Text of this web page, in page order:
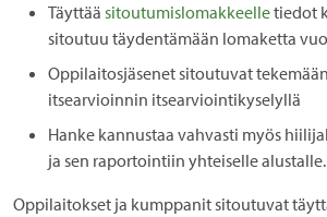
Täyttää sitoutumislomakkeelletiedot
sitoutuu täydentämään lomaketta
Oppilaitosjäsenet sitoutuvat
itsearvioinnin itsearviointikyselyllä​
Hanke kannustaa vahvasti myös
ja sen raportointiin yhteiselle alustalle.
Oppilaitokset ja kumppanit sitoutuvat